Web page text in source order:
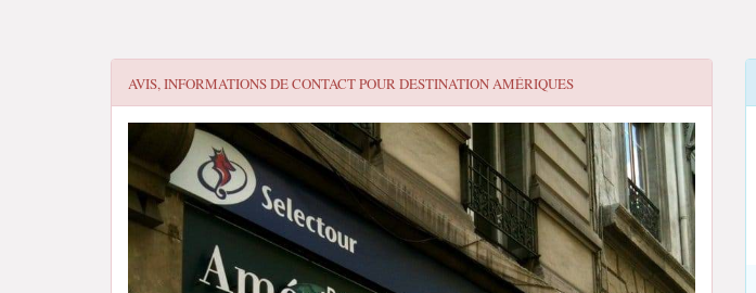
AVIS, INFORMATIONS DE CONTACT POURDESTINATION AMÉRIQUES